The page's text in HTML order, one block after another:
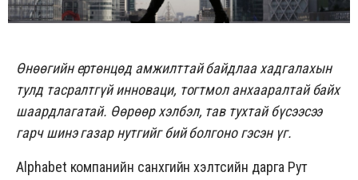
Өнөөгийн ертөнцөд амжилттай байдлаа хадгалахын
тулд тасралтгүй инноваци, тогтмол анхааралтай байх
шаардлагатай. Өөрөөр хэлбэл, тав тухтай бүсээсээ
гарч шинэ газар нутгийг бий болгоно гэсэн үг.
Alphabet компанийн санхүүгийн хэлтсийн дарга Рут